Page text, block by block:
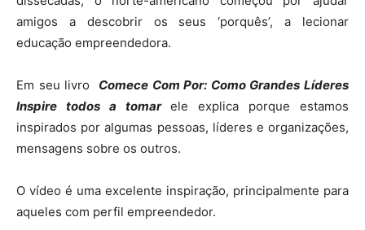
amigos a descobrir os seus ‘porquês’, a lecionar
educação empreendedora.
Em seu livro Comece Com Por: Como Grandes Líderes
Inspire todos a tomarele explica porque estamos
inspirados por algumas pessoas, líderes e organizações,
mensagens sobre os outros.
O vídeo é uma excelente inspiração, principalmente para
aqueles com perfil empreendedor.